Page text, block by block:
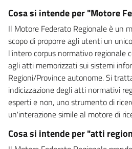
Cosa si intende per "Motore
Il Motore Federato Regionale è un
scopo di proporre agli utenti un
l'intero corpus normativo regionale
agli atti memorizzati sui sistemi
Regioni/Province autonome. Si
indicizzazione degli atti normativi
esperti e non, uno strumento di
un'interazione simile al motore di
Cosa si intende per "atti